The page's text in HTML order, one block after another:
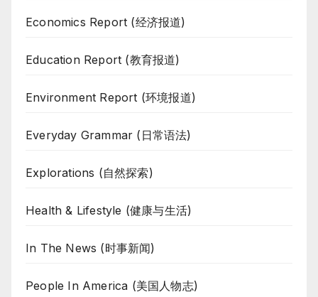
Economics Report (经济报道)
Education Report (教育报道)
Environment Report (环境报道)
Everyday Grammar (日常语法)
Explorations (自然探索)
Health & Lifestyle (健康与生活)
In The News (时事新闻)
People In America (美国人物志)